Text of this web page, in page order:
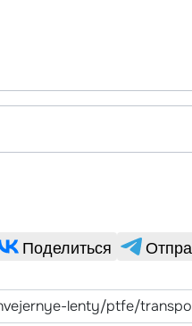
Поделиться